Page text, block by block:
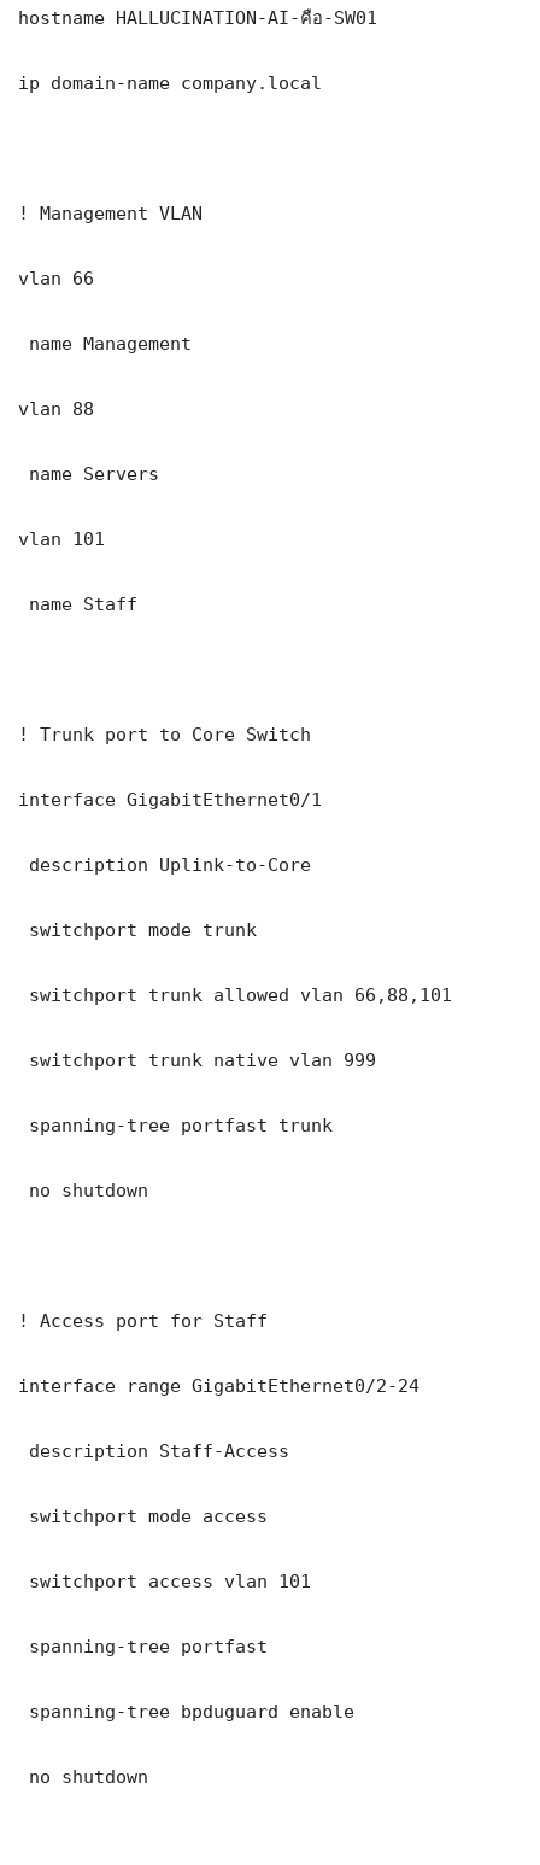
hostname HALLUCINATION-AI-คือ-SW01
ip domain-name company.local
! Management VLAN
vlan 66
name Management
vlan 88
name Servers
vlan 101
name Staff
! Trunk port to Core Switch
interface GigabitEthernet0/1
description Uplink-to-Core
switchport mode trunk
switchport trunk allowed vlan 66,88,101
switchport trunk native vlan 999
spanning-tree portfast trunk
no shutdown
! Access port for Staff
interface range GigabitEthernet0/2-24
description Staff-Access
switchport mode access
switchport access vlan 101
spanning-tree portfast
spanning-tree bpduguard enable
no shutdown